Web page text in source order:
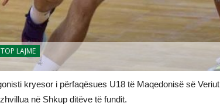
TOP LAJME
kryesor i përfaqësues U18 të Maqedonisë së Veriut
në Shkup ditëve të fundit.